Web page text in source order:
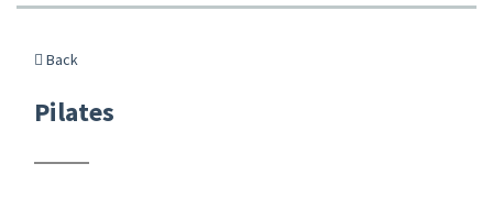
Back
Pilates